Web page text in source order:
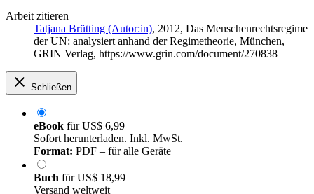
Arbeit zitieren
Tatjana Brütting (Autor:in), 2012, Das Menschenrechtsregime
der UN: analysiert anhand der Regimetheorie, München,
GRIN Verlag, https://www.grin.com/document/270838
Schließen
eBook fürUS$ 6,99
Sofort herunterladen. Inkl. MwSt.
Format: PDF – für alle Geräte
Buch fürUS$ 18,99
Versand weltweit